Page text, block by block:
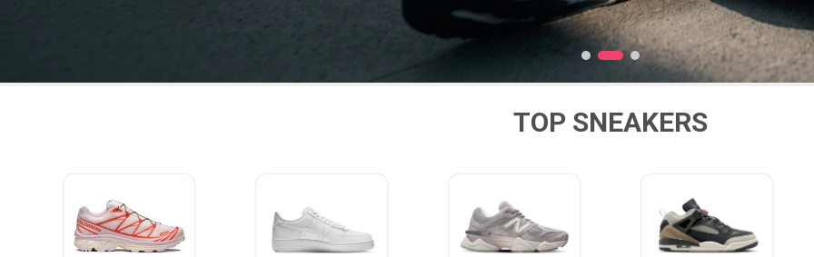
TOP SNEAKERS
10. ea7